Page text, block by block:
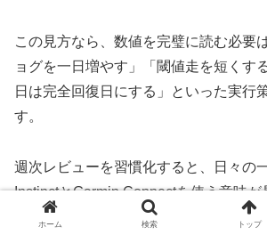
この見方なら、数値を完璧に読む必要
ョグを一日増やす」「閾値走を短くす
日は完全回復日にする」といった実行
す。
週次レビューを習慣化すると、日々の
InstinctとGarmin Connectを使う意味が
きます。
ホーム 検索 トップ